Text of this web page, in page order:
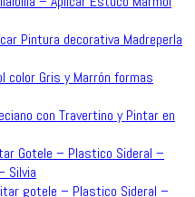
Pintura decorativa Madreperla
color Gris y Marrón formas
con Travertino y Pintar en
Gotele – Plastico Sideral –
Silvia
gotele – Plastico Sideral –